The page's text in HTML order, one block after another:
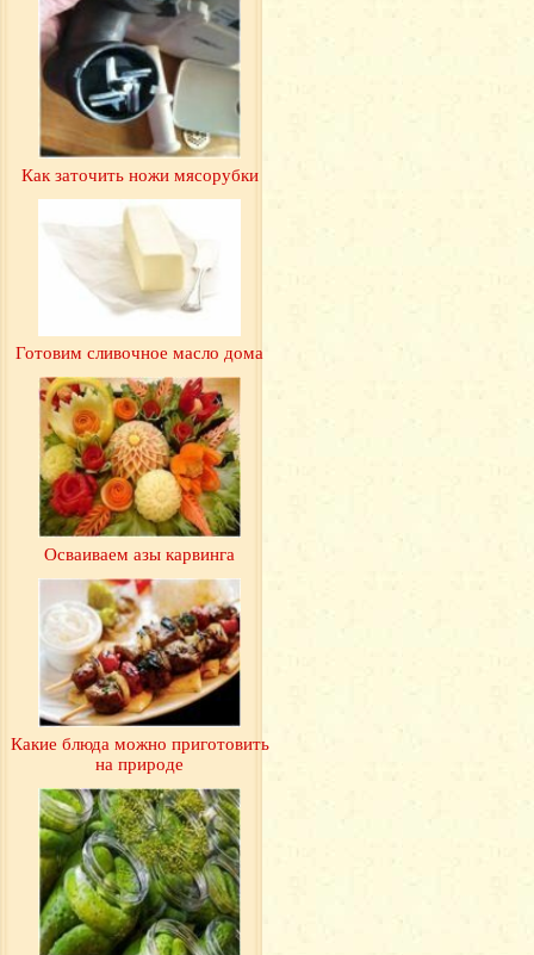
Как заточить ножи мясорубки
Готовим сливочное масло дома
Осваиваем азы карвинга
Какие блюда можно приготовить
на природе